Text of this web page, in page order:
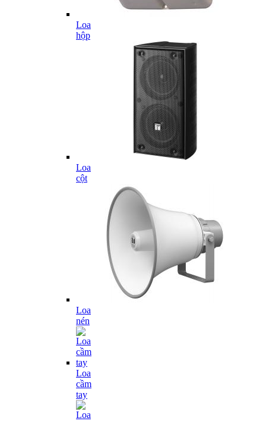
Loa
hộp
Loa
cột
Loa
nén
Loa
cầm
tay